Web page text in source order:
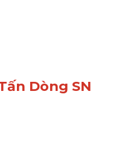
Dòng SN